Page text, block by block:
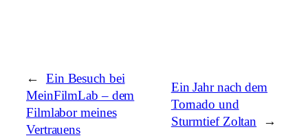
←
Ein Besuch bei
MeinFilmLab – dem
Filmlabor meines
Vertrauens
Ein Jahr nach dem
Tornado und
Sturmtief Zoltan
→